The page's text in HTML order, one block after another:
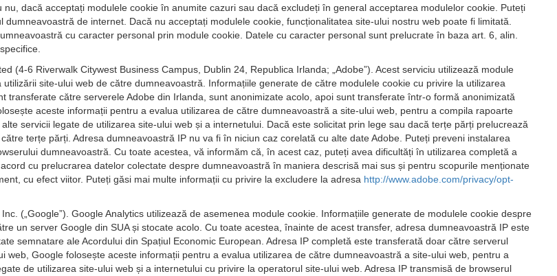
dacă acceptați modulele cookie în anumite cazuri sau dacă excludeți în general acceptarea modulelor cookie. Puteți
de internet. Dacă nu acceptați modulele cookie, funcționalitatea site-ului nostru web poate fi limitată.
cu caracter personal prin module cookie. Datele cu caracter personal sunt prelucrate în baza art. 6, alin.
(4-6 Riverwalk Citywest Business Campus, Dublin 24, Republica Irlanda; „Adobe”). Acest serviciu utilizează module
site-ului web de către dumneavoastră. Informațiile generate de către modulele cookie cu privire la utilizarea
către serverele Adobe din Irlanda, sunt anonimizate acolo, apoi sunt transferate într-o formă anonimizată
aceste informații pentru a evalua utilizarea de către dumneavoastră a site-ului web, pentru a compila rapoarte
servicii legate de utilizarea site-ului web și a internetului. Dacă este solicitat prin lege sau dacă terțe părți prelucrează
terțe părți. Adresa dumneavoastră IP nu va fi în niciun caz corelată cu alte date Adobe. Puteți preveni instalarea
dumneavoastră. Cu toate acestea, vă informăm că, în acest caz, puteți avea dificultăți în utilizarea completă a
cu prelucrarea datelor colectate despre dumneavoastră în maniera descrisă mai sus și pentru scopurile menționate
cu efect viitor. Puteți găsi mai multe informații cu privire la excludere la adresa http://www.adobe.com/privacy/opt-
(„Google”). Google Analytics utilizează de asemenea module cookie. Informațiile generate de modulele cookie despre
un server Google din SUA și stocate acolo. Cu toate acestea, înainte de acest transfer, adresa dumneavoastră IP este
semnatare ale Acordului din Spațiul Economic European. Adresa IP completă este transferată doar către serverul
Google folosește aceste informații pentru a evalua utilizarea de către dumneavoastră a site-ului web, pentru a
de utilizarea site-ului web și a internetului cu privire la operatorul site-ului web. Adresa IP transmisă de browserul